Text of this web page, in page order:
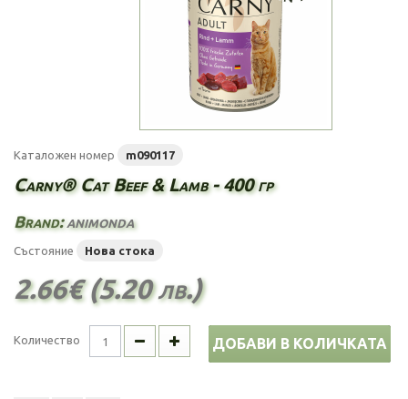
Каталожен номер m090117
Carny® Cat Beef & Lamb - 400 гр
Brand:animonda
Състояние Нова стока
2.66€ (5.20 лв.)
Количество ДОБАВИ В КОЛИЧКАТА